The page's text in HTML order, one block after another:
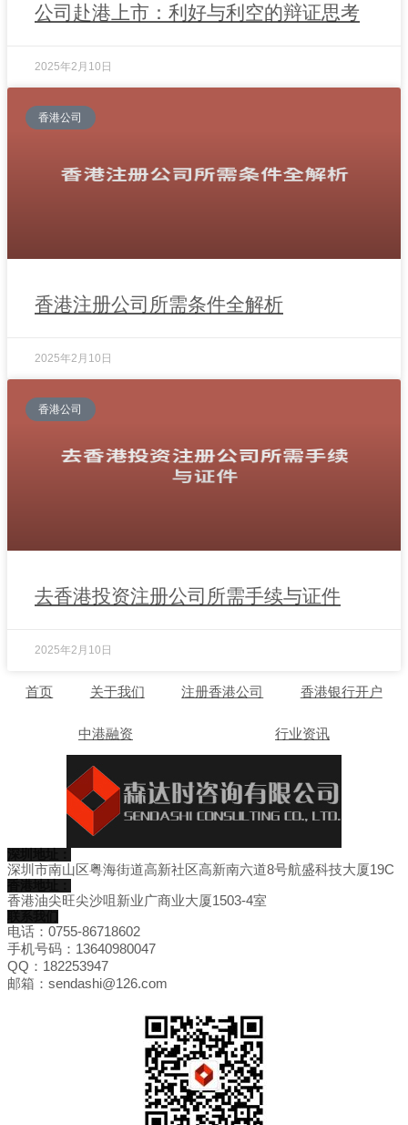
公司赴港上市：利好与利空的辩证思考
2025年2月10日
香港公司
香港注册公司所需条件全解析
2025年2月10日
香港公司
去香港投资注册公司所需手续与证件
2025年2月10日
首页 关于我们 注册香港公司 香港银行开户
中港融资 行业资讯
深圳市南山区粤海街道高新社区高新南六道8号航盛科技大厦19C
香港油尖旺尖沙咀新业广商业大厦1503-4室
电话：0755-86718602
手机号码：13640980047
QQ：182253947
邮箱：sendashi@126.com